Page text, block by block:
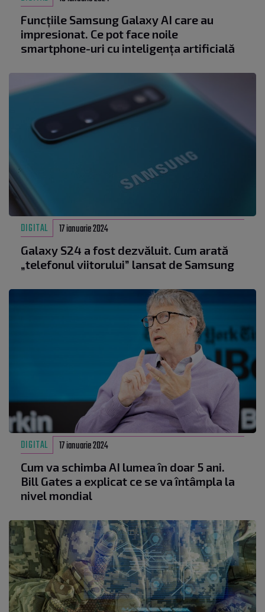
Funcțiile Samsung Galaxy AI care au
impresionat. Ce pot face noile
smartphone-uri cu inteligența artificială
DIGITAL 17 ianuarie 2024
Galaxy S24 a fost dezvăluit. Cum arată
„telefonul viitorului” lansat de Samsung
DIGITAL 17 ianuarie 2024
Cum va schimba AI lumea în doar 5 ani.
Bill Gates a explicat ce se va întâmpla la
nivel mondial